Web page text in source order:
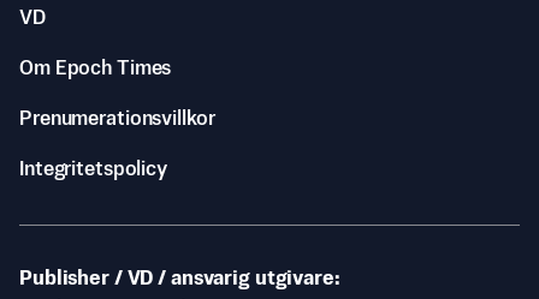
VD
Om Epoch Times
Prenumerationsvillkor
Integritetspolicy
Publisher / VD / ansvarig utgivare